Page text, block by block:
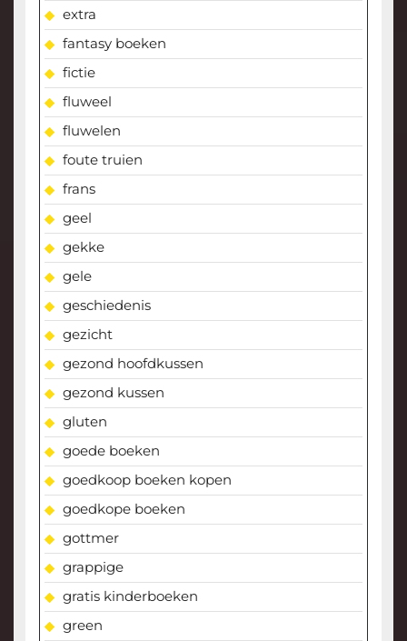
extra
fantasy boeken
fictie
fluweel
fluwelen
foute truien
frans
geel
gekke
gele
geschiedenis
gezicht
gezond hoofdkussen
gezond kussen
gluten
goede boeken
goedkoop boeken kopen
goedkope boeken
gottmer
grappige
gratis kinderboeken
green